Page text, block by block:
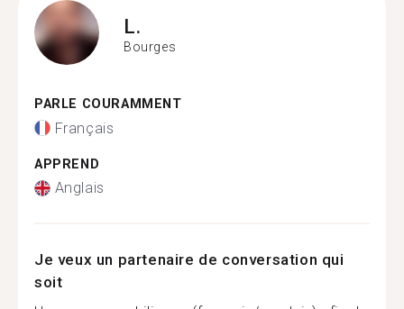
L.
Bourges
PARLE COURAMMENT
Français
APPREND
Anglais
Je veux un partenaire de conversation qui
soit